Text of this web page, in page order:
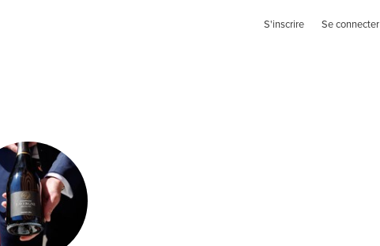
S'inscrire Se connecter